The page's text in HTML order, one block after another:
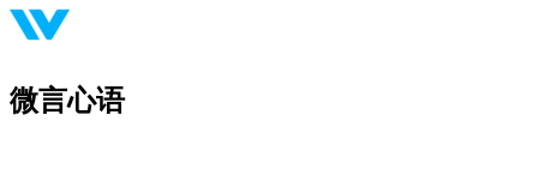
微言心语